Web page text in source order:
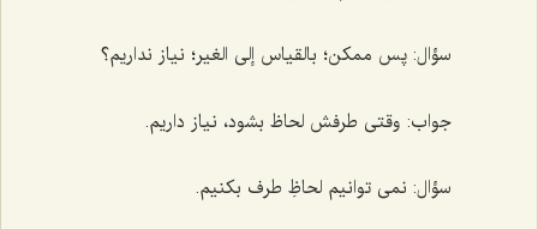
سؤال: پس ممكن؛ بالقیاس إلى الغیر؛ نیاز نداریم؟
جواب: وقتى طرفش لحاظ بشود، نیاز داریم.
سؤال: نمى توانیم لحاظِ طرف بكنیم.